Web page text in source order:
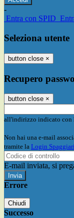
-
Entra con SPID
Seleziona utente
button close ×
Recupero
button close ×
all'indirizzo indicato con
Non hai una e-mail
tramite la Login Spaggiari
E-mail inviata, si
Errore
Chiudi
Successo